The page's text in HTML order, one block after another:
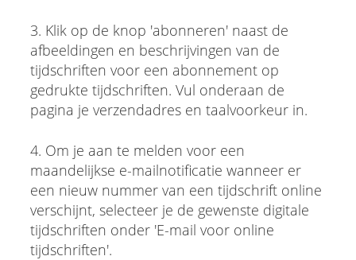
3. Klik op de knop 'abonneren' naast de
afbeeldingen en beschrijvingen van de
tijdschriften voor een abonnement op
gedrukte tijdschriften. Vul onderaan de
pagina je verzendadres en taalvoorkeur in.
4. Om je aan te melden voor een
maandelijkse e-mailnotificatie wanneer er
een nieuw nummer van een tijdschrift online
verschijnt, selecteer je de gewenste digitale
tijdschriften onder 'E-mail voor online
tijdschriften'.